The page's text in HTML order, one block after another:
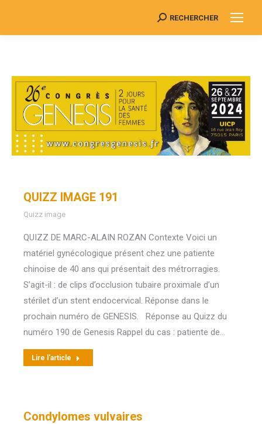
Search:
RECHERCHER
QUIZZ IMAGE 191
Quizz image
QUIZZ DE MARC-ALAIN ROZAN Contexte Voici un
matériel gynécologique présent chez une patiente
chinoise de 40 ans qui présentait des métrorragies.
S’agit-il : de clips d’occlusion tubaire proximale d’un
stérilet d’un stent endocervical. Réponse dans le
prochain numéro de GENESIS. Réponse au Quizz du
numéro 190 de Genesis Rappel du cas : patiente de…
Lire l'article
Condylomes vulvaires